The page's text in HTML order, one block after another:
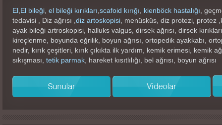
El El bileği el bileği kırıkları scafoid kırığı kienböck hastalığı ,
tedavisi , Diz ağrısı , diz artoskopisi , menüsküs, diz protezi, protez
ayak bileği artroskopisi, halluks valgus, dirsek ağrısı, dirsek
kireçlenme, boyunda eğrilik, boyun ağrısı, ortopedik ayakkabı,
nedir, kırık çeşitleri, kırık çıkıkta ilk yardım, kemik erimesi, kemik
sıkışması, tetik parmak , hareket kısıtlılığı, bel ağrısı, boyun ağrısı